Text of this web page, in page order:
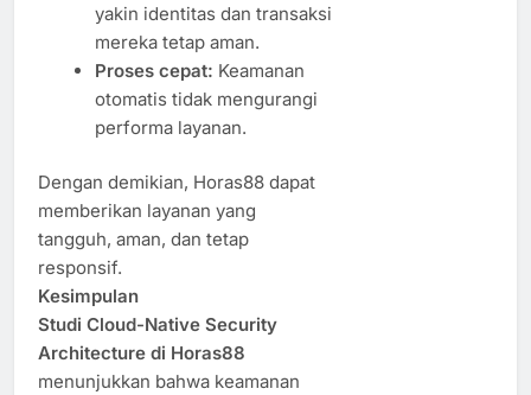
yakin identitas dan transaksi
mereka tetap aman.
Proses cepat: Keamanan
otomatis tidak mengurangi
performa layanan.
Dengan demikian, Horas88 dapat
memberikan layanan yang
tangguh, aman, dan tetap
responsif.
Kesimpulan
Studi Cloud-Native Security
Architecture di Horas88
menunjukkan bahwa keamanan